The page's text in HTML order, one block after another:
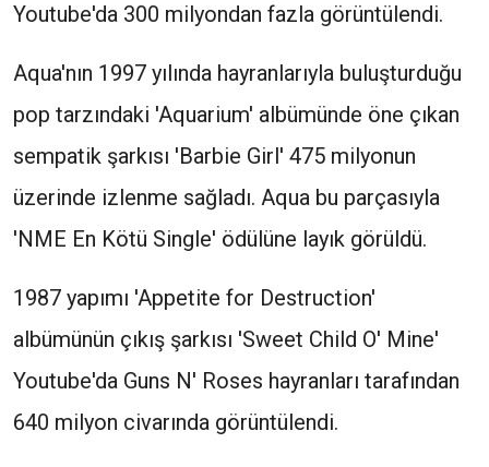
Youtube'da 300 milyondan fazla görüntülendi.
Aqua'nın 1997 yılında hayranlarıyla buluşturduğu
pop tarzındaki 'Aquarium' albümünde öne çıkan
sempatik şarkısı 'Barbie Girl' 475 milyonun
üzerinde izlenme sağladı. Aqua bu parçasıyla
'NME En Kötü Single' ödülüne layık görüldü.
1987 yapımı 'Appetite for Destruction'
albümünün çıkış şarkısı 'Sweet Child O' Mine'
Youtube'da Guns N' Roses hayranları tarafından
640 milyon civarında görüntülendi.